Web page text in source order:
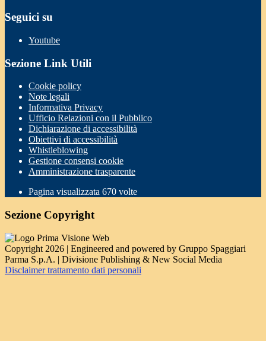
Seguici su
Youtube
Sezione Link Utili
Cookie policy
Note legali
Informativa Privacy
Ufficio Relazioni con il Pubblico
Dichiarazione di accessibilità
Obiettivi di accessibilità
Whistleblowing
Gestione consensi cookie
Amministrazione trasparente
Pagina visualizzata 670 volte
Sezione Copyright
Copyright 2026 | Engineered and powered by Gruppo Spaggiari
Parma S.p.A. | Divisione Publishing & New Social Media
Disclaimer trattamento dati personali